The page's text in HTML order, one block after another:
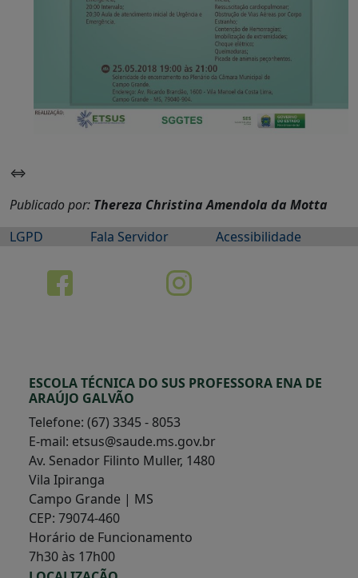
⇔
Publicado por: Thereza Christina Amendola da Motta
LGPD
Fala Servidor Acessibilidade
ESCOLA TÉCNICA DO SUS PROFESSORA ENA DE
ARAÚJO GALVÃO
Telefone: (67) 3345 - 8053
E-mail: etsus@saude.ms.gov.br
Av. Senador Filinto Muller, 1480
Vila Ipiranga
Campo Grande | MS
CEP: 79074-460
Horário de Funcionamento
7h30 às 17h00